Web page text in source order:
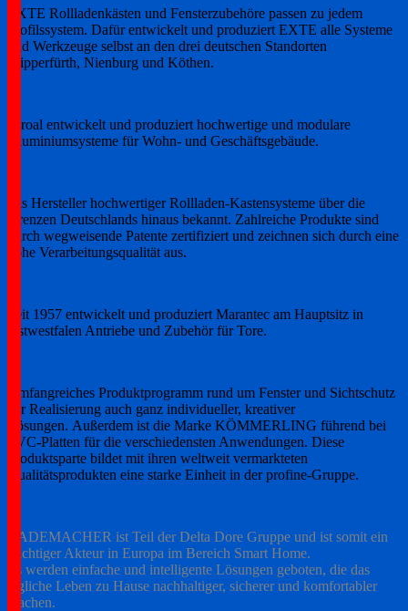
EXTE Rollladenkästen und Fensterzubehöre passen zu jedem
Profilssystem. Dafür entwickelt und produziert EXTE alle Systeme
und Werkzeuge selbst an den drei deutschen Standorten
Wipperfürth, Nienburg und Köthen.
heroal entwickelt und produziert hochwertige und modulare
Aluminiumsysteme für Wohn- und Geschäftsgebäude.
Als Hersteller hochwertiger Rollladen-Kastensysteme über die
Grenzen Deutschlands hinaus bekannt. Zahlreiche Produkte sind
durch wegweisende Patente zertifiziert und zeichnen sich durch eine
hohe Verarbeitungsqualität aus.
Seit 1957 entwickelt und produziert Marantec am Hauptsitz in
Ostwestfalen Antriebe und Zubehör für Tore.
Umfangreiches Produktprogramm rund um Fenster und Sichtschutz
zur Realisierung auch ganz individueller, kreativer
Lösungen. Außerdem ist die Marke KÖMMERLING führend bei
PVC-Platten für die verschiedensten Anwendungen. Diese
Produktsparte bildet mit ihren weltweit vermarkteten
Qualitätsprodukten eine starke Einheit in der profine-Gruppe.
RADEMACHER ist Teil der Delta Dore Gruppe und ist somit ein
wichtiger Akteur in Europa im Bereich Smart Home.
Es werden einfache und intelligente Lösungen geboten, die das
tägliche Leben zu Hause nachhaltiger, sicherer und komfortabler
machen.